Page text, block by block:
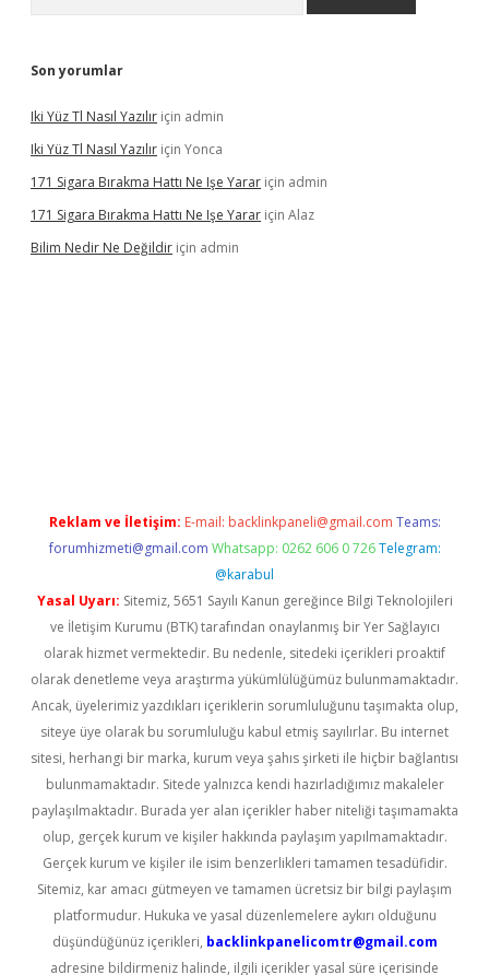
Son yorumlar
Iki Yüz Tl Nasıl Yazılır için admin
Iki Yüz Tl Nasıl Yazılır için Yonca
171 Sigara Bırakma Hattı Ne Işe Yarar için admin
171 Sigara Bırakma Hattı Ne Işe Yarar için Alaz
Bilim Nedir Ne Değildir için admin
Reklam ve İletişim: E-mail: backlinkpaneli@gmail.com Teams:
forumhizmeti@gmail.com Whatsapp: 0262 606 0 726 Telegram:
@karabul
Yasal Uyarı: Sitemiz, 5651 Sayılı Kanun gereğince Bilgi Teknolojileri
ve İletişim Kurumu (BTK) tarafından onaylanmış bir Yer Sağlayıcı
olarak hizmet vermektedir. Bu nedenle, sitedeki içerikleri proaktif
olarak denetleme veya araştırma yükümlülüğümüz bulunmamaktadır.
Ancak, üyelerimiz yazdıkları içeriklerin sorumluluğunu taşımakta olup,
siteye üye olarak bu sorumluluğu kabul etmiş sayılırlar. Bu internet
sitesi, herhangi bir marka, kurum veya şahıs şirketi ile hiçbir bağlantısı
bulunmamaktadır. Sitede yalnızca kendi hazırladığımız makaleler
paylaşılmaktadır. Burada yer alan içerikler haber niteliği taşımamakta
olup, gerçek kurum ve kişiler hakkında paylaşım yapılmamaktadır.
Gerçek kurum ve kişiler ile isim benzerlikleri tamamen tesadüfidir.
Sitemiz, kar amacı gütmeyen ve tamamen ücretsiz bir bilgi paylaşım
platformudur. Hukuka ve yasal düzenlemelere aykırı olduğunu
düşündüğünüz içerikleri, backlinkpanelicomtr@gmail.com
adresine bildirmeniz halinde, ilgili içerikler yasal süre içerisinde